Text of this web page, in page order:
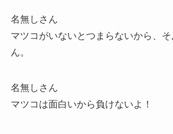
名無しさん
マツコがいないとつまらないから、
ん。
名無しさん
マツコは面白いから負けないよ！